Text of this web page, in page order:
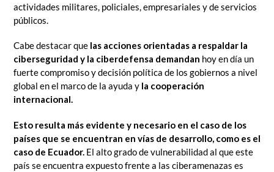
actividades militares, policiales, empresariales y de servicios
públicos.
Cabe destacar que las acciones orientadas a respaldar la
ciberseguridad y la ciberdefensa demandan hoy en día un
fuerte compromiso y decisión política de los gobiernos a nivel
global en el marco de la ayuda y la cooperación
internacional.
Esto resulta más evidente y necesario en el caso de los
países que se encuentran en vías de desarrollo, como es el
caso de Ecuador. El alto grado de vulnerabilidad al que este
país se encuentra expuesto frente a las ciberamenazas es